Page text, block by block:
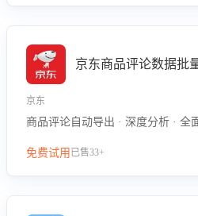
京东商品评论数据批
京东
商品评论自动导出 · 深度分析 · 全
免费试用 已售33+